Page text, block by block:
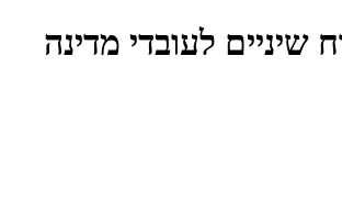
שיניים לעובדי מדינה